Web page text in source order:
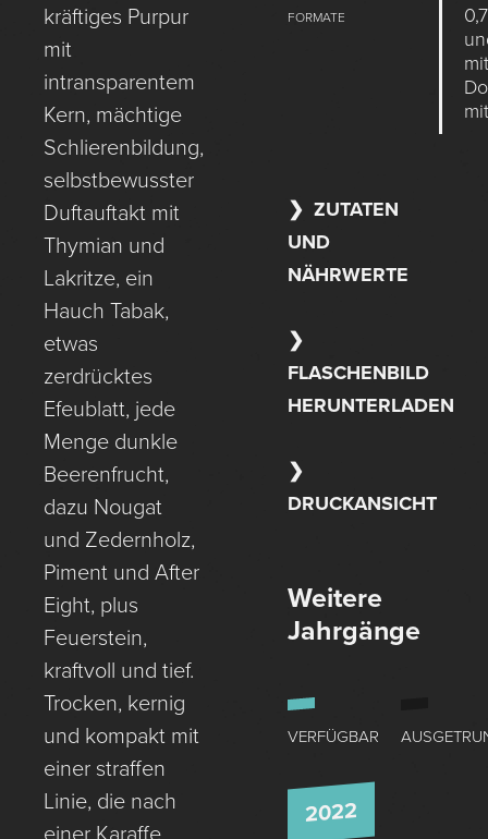
kräftiges Purpur
mit
intransparentem
Kern, mächtige
Schlierenbildung,
selbstbewusster
Duftauftakt mit
Thymian und
Lakritze, ein
Hauch Tabak,
etwas
zerdrücktes
Efeublatt, jede
Menge dunkle
Beerenfrucht,
dazu Nougat
und Zedernholz,
Piment und After
Eight, plus
Feuerstein,
kraftvoll und tief.
Trocken, kernig
und kompakt mit
einer straffen
Linie, die nach
FORMATE
ZUTATEN
UND
NÄHRWERTE
FLASCHENBILD
HERUNTERLADEN
DRUCKANSICHT
Weitere
Jahrgänge
VERFÜGBAR
2022